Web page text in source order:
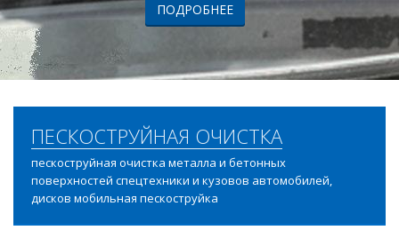
ПОДРОБНЕЕ
ПЕСКОСТРУЙНАЯ ОЧИСТКА
пескоструйная очистка металла и бетонных
поверхностей спецтехники и кузовов автомобилей,
дисков мобильная пескоструйка